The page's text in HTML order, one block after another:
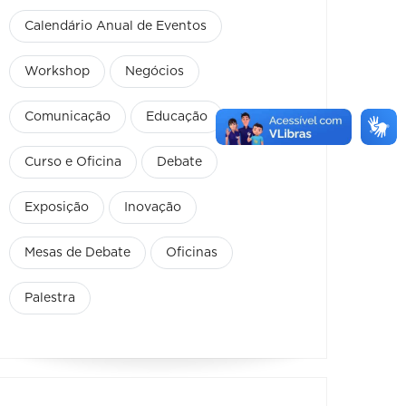
Calendário Anual de Eventos
Workshop Negócios
Comunicação Educação
Curso e Oficina Debate
Exposição Inovação
Mesas de Debate Oficinas
Palestra